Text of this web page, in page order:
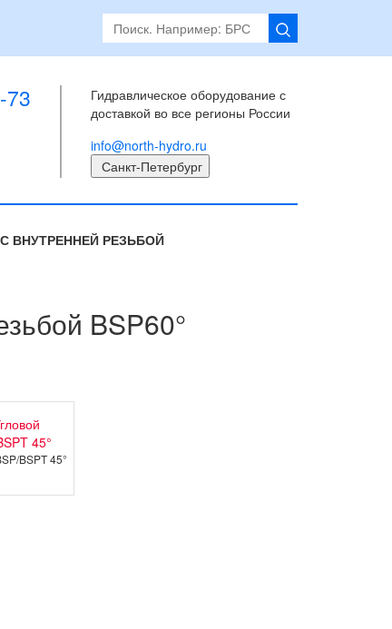
73
Гидравлическое оборудование с
доставкой во все регионы России
info@north-hydro.ru
Санкт-Петербург
ВНУТРЕННЕЙ РЕЗЬБОЙ
BSP60°
BSPT 45°